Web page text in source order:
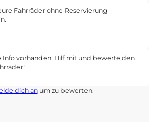
Fahrräder ohne Reservierung
Info vorhanden. Hilf mit und bewerte den
dich anum zu bewerten.